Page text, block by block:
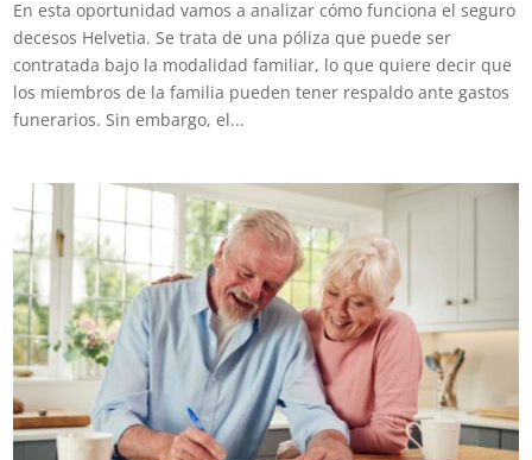
En esta oportunidad vamos a analizar cómo funciona el seguro
decesos Helvetia. Se trata de una póliza que puede ser
contratada bajo la modalidad familiar, lo que quiere decir que
los miembros de la familia pueden tener respaldo ante gastos
funerarios. Sin embargo, el...